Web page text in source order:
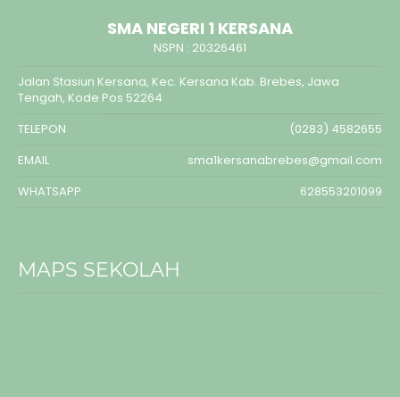
SMA NEGERI 1 KERSANA
NSPN : 20326461
Jalan Stasiun Kersana, Kec. Kersana Kab. Brebes, Jawa
Tengah, Kode Pos 52264
TELEPON
(0283) 4582655
EMAIL
sma1kersanabrebes@gmail.com
WHATSAPP
628553201099
MAPS SEKOLAH